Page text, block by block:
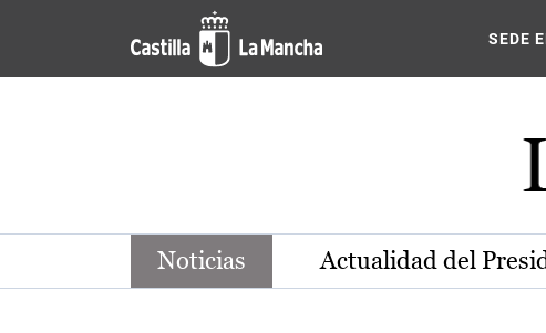
Pasar al contenido principal
Noticias de la región de SEDE
Noticias Actualidad del